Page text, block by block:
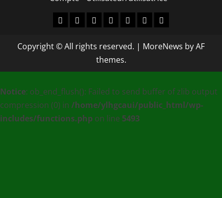
Accueil
À
Nos
Contact
[
–
PLUS
:
Agence
de
CompteUtilisateur/
Copyright © All rights reserved. | MoreNews by AF
themes.
Notice: ob_end_flush(): Failed to send buffer of zlib output
compression (0) in /home/ylhgcaui/public_html/wp-
includes/functions.php on line 5493